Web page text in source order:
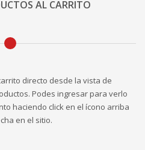
AL CARRITO
directo desde la vista de
Podes ingresar para verlo
haciendo click en el ícono arriba
en el sitio.